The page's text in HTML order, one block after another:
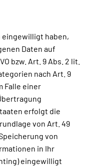
eingewilligt haben,
Daten auf
bzw. Art. 9 Abs. 2 lit.
nach Art. 9
Falle einer
erfolgt die
von Art. 49
von
in Ihr
eingewilligt